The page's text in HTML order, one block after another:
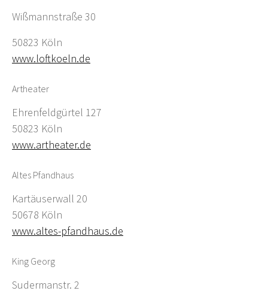
Wißmannstraße 30
50823 Köln
www.loftkoeln.de
Artheater
Ehrenfeldgürtel 127
50823 Köln
www.artheater.de
Altes Pfandhaus
Kartäuserwall 20
50678 Köln
www.altes-pfandhaus.de
King Georg
Sudermanstr. 2